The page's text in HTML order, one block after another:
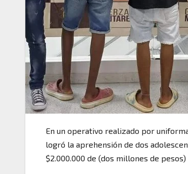
En un operativo realizado por
logró la aprehensión de dos
$2.000.000 de (dos millones de